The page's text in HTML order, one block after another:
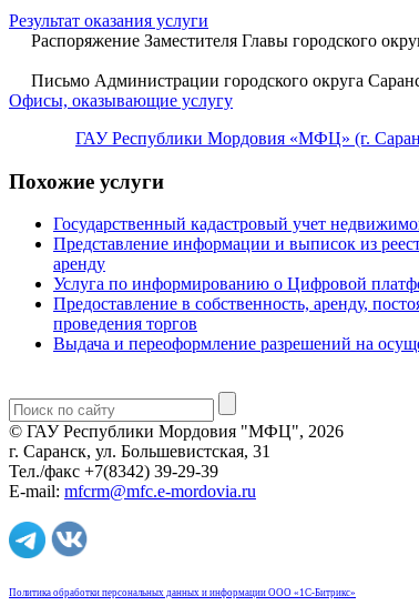
Результат оказания услуги
Распоряжение Заместителя Главы городского
Письмо Администрации городского округа
Офисы, оказывающие услугу
ГАУ Республики Мордовия «МФЦ» (г.
Похожие услуги
Государственный кадастровый учет
Представление информации и выписок из
аренду
Услуга по информированию о Цифровой
Предоставление в собственность, аренду,
проведения торгов
Выдача и переоформление разрешений на
© ГАУ Республики Мордовия "МФЦ", 2026
г. Саранск, ул. Большевистская, 31
Тел./факс +7(8342) 39-29-39
E-mail: mfcrm@mfc.e-mordovia.ru
Политика обработки персональных данных и информации ООО «1С-Битрикс»